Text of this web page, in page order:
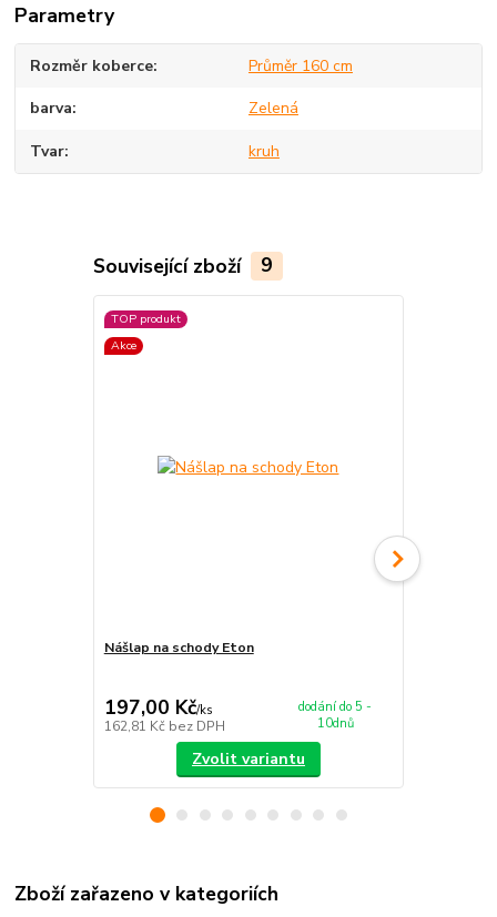
Parametry
Rozměr koberce Průměr 160 cm
barva Zelená
Tvar kruh
Související zboží 9
TOP produkt
Akce
Nášlap na schody Eton
197,00 Kč/ks
162,81 Kč bez DPH
dodání do 5 -
10dnů
Zvolit variantu
Zboží zařazeno v kategoriích